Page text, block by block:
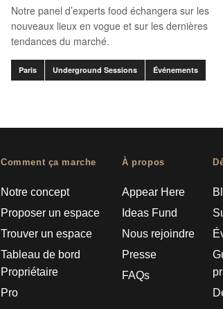
Notre panel d’experts food échangera sur les
nouveaux lieux en vogue et sur les dernières
tendances du marché.
Paris Underground Sessions Événements
Comment ça marche
Notre concept
Proposer un espace
Trouver un espace
Tableau de bord
Propriétaire
Pro
À propos
Appear Here
Ideas Fund
Nous rejoindre
Presse
FAQs